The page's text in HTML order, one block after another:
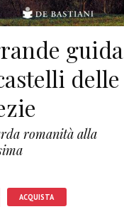
guida
delle
romanità alla
ACQUISTA